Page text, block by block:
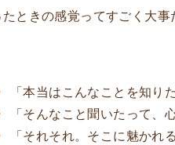
ときの感覚ってすごく大事
「本当はこんなことを知り
「そんなこと聞いたって、
「それそれ。そこに魅かれ